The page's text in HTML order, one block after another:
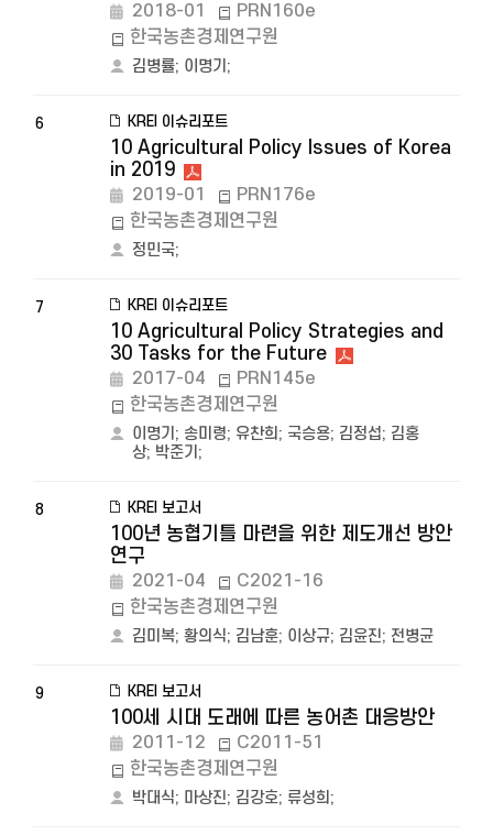
2018-01
PRN160e
한국농촌경제연구원
김병률; 이명기 ;
6 KREI 이슈리포트
10 Agricultural Policy Issues of Korea
in 2019
2019-01
PRN176e
한국농촌경제연구원
정민국;
7 KREI 이슈리포트
10 Agricultural Policy Strategies and
30 Tasks for the Future
2017-04
PRN145e
한국농촌경제연구원
이명기 ; 송미령; 유찬희 ; 국승용; 김정섭; 김홍
상; 박준기 ;
8 KREI 보고서
100년 농협기틀 마련을 위한 제도개선 방안
연구
2021-04
C2021-16
한국농촌경제연구원
김미복; 황의식; 김남훈; 이상규; 김윤진; 전병균
9 KREI 보고서
100세 시대 도래에 따른 농어촌 대응방안
2011-12
C2011-51
한국농촌경제연구원
박대식; 마상진; 김강호; 류성희 ;